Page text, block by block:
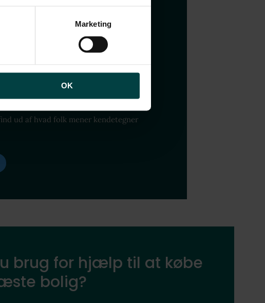
om brugen af cookies samt
behandling af personoplysninger
Marketing
OK
på dine
dit nye
ud af hvad folk mener kendetegner
brug for hjælp til at købe
bolig?